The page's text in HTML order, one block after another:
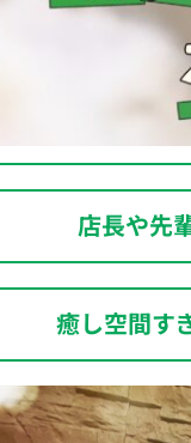
店長や先
癒し空間す